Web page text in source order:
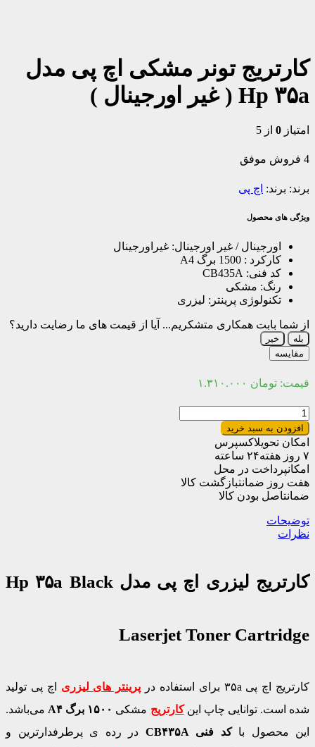
کارتریج تونر مشکی اچ پی مدل
Hp ۳۵a ( غیر اورجینال )
امتیاز 0 از 5
4 فروش موفق
برند: اچ پی
ویژگی های محصول
اورجینال / غیر اورجینال: غیراورجینال
کارکرد :
کد فنی:
رنگ: مشکی
تکنولوژی پرینتر: لیزری
از شما بابت همکاری متشکریم... آیا از قیمت های ما رضایت دارید؟
بله
خیر
مقایسه
قیمت: تومان
کارتریج
تونر
مشکی
اچ
پی
مدل
Hp
35a
(
غیر
اورجینال
افزودن به سبد خرید
امکان تحویلاکسپرس
۷ روز هفته
۲۴ ساعته
امکانپرداخت در محل
هفت روز ضمانتبازگشت کالا
ضمانتاصل بودن کالا
توضیحات
نظرات
کارتریج لیزری اچ پی مدل Hp ۳۵a Black
Laserjet Toner Cartridge
کارتریج اچ پی ۳۵a برای استفاده در پرینتر های لیزری اچ پی تولید
شده است. توانایی چاپ اینکارتریج مشکی ۱۵۰۰ برگ A۴ می‌باشد.
این محصول باکد فنی CB۴۳۵A
در رده ی پرطرفدارترین و